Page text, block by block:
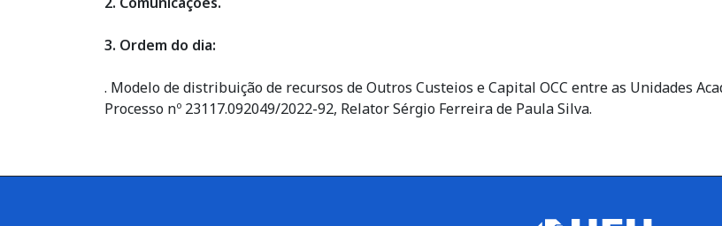
3. Ordem do dia:
. Modelo de distribuição de recursos de Outros Custeios e Capital OCC entre as Unidades
Processo nº 23117.092049/2022-92, Relator Sérgio Ferreira de Paula Silva.